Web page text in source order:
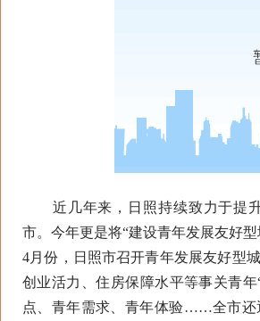
近几年来，日照持续致力于提升
市。今年更是将“建设青年发展友好
4月份，日照市召开青年发展友好型
创业活力、住房保障水平等事关青
点、青年需求、青年体验……全市还